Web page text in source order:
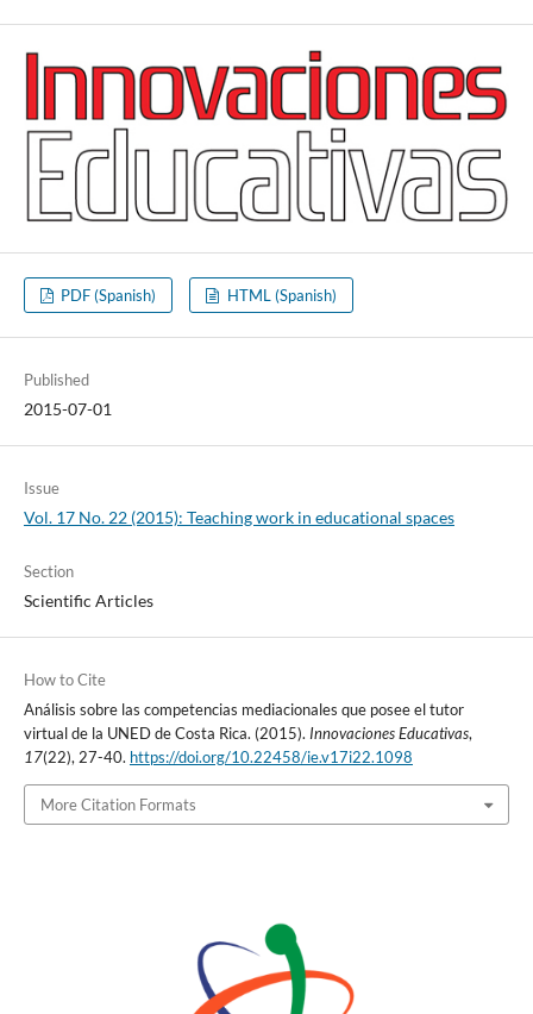
PDF (Spanish) HTML (Spanish)
Published
2015-07-01
Issue
Vol. 17 No. 22 (2015): Teaching work in educational spaces
Section
Scientific Articles
How to Cite
Análisis sobre las competencias mediacionales que posee el tutor
virtual de la UNED de Costa Rica. (2015). Innovaciones Educativas,
17(22), 27-40. https://doi.org/10.22458/ie.v17i22.1098
More Citation Formats